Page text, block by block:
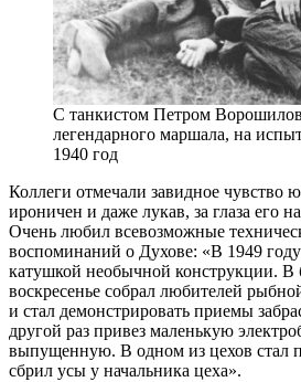
С танкистом Петром
легендарного маршала, на
1940 год
Коллеги отмечали завидное
ироничен и даже лукав, за глаза его
Очень любил всевозможные
воспоминаний о Духове: «В 1949
катушкой необычной конструкции.
воскресенье собрал любителей
и стал демонстрировать приемы
другой раз привез маленькую
выпущенную. В одном из цехов стал
сбрил усы у начальника цеха».